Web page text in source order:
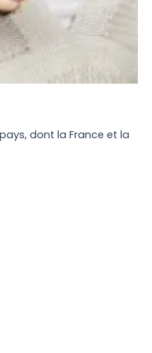
dont la France et la